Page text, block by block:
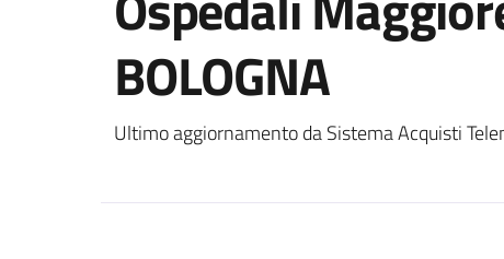
BOLOGNA
Ultimo aggiornamento da Sistema Acquisti